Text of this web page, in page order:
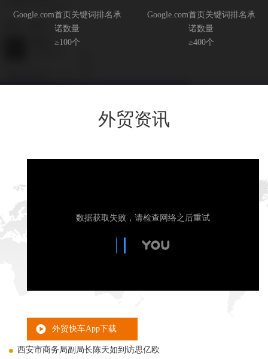
Google.com首页关键词排名承
诺数量
≥100个
Google.com首页关键词排名承
诺数量
≥400个
外贸资讯
外贸快车App下载
西安市商务局副局长陈天如到访思亿欧